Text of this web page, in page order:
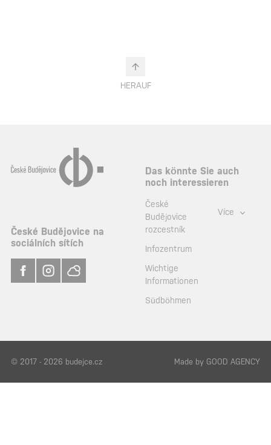
HERAUF
České Budějovice na
sociálních sítích
Das könnte Sie auch
noch interessieren
České
Budějovice
rozcestník
Infozentrum
Wichtige
Informationen
Südböhmen
Více
© 2017 - 2026 budejce.cz Made by GOOD AGENCY